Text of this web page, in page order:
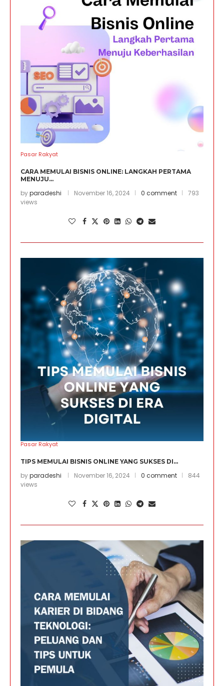
Pasar Rakyat
CARA MEMULAI BISNIS ONLINE: LANGKAH PERTAMA
MENUJU...
byparadeshi November 16, 2024 0 comment
793
views
Pasar Rakyat
TIPS MEMULAI BISNIS ONLINE YANG SUKSES DI...
byparadeshi November 16, 2024 0 comment
844
views